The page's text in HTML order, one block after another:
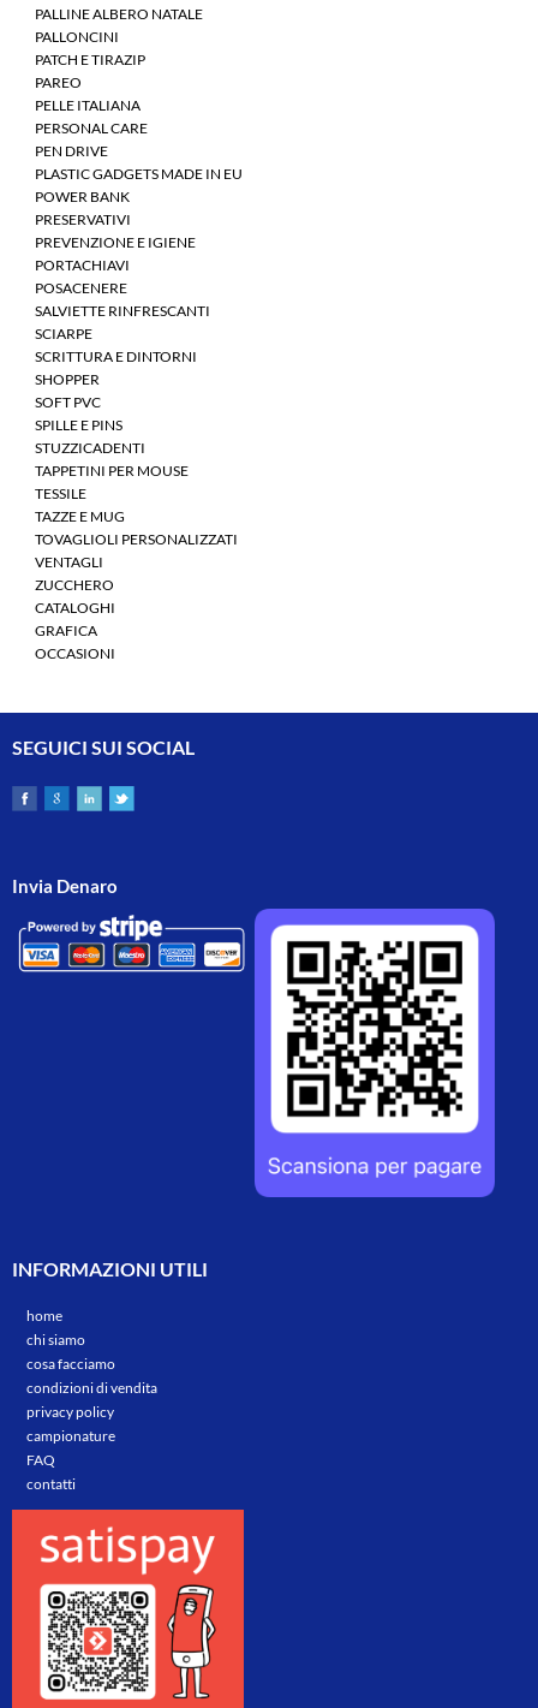
PALLINE ALBERO NATALE
PALLONCINI
PATCH E TIRAZIP
PAREO
PELLE ITALIANA
PERSONAL CARE
PEN DRIVE
PLASTIC GADGETS MADE IN EU
POWER BANK
PRESERVATIVI
PREVENZIONE E IGIENE
PORTACHIAVI
POSACENERE
SALVIETTE RINFRESCANTI
SCIARPE
SCRITTURA E DINTORNI
SHOPPER
SOFT PVC
SPILLE E PINS
STUZZICADENTI
TAPPETINI PER MOUSE
TESSILE
TAZZE E MUG
TOVAGLIOLI PERSONALIZZATI
VENTAGLI
ZUCCHERO
CATALOGHI
GRAFICA
OCCASIONI
SEGUICI SUI SOCIAL
Invia Denaro
INFORMAZIONI UTILI
home
chi siamo
cosa facciamo
condizioni di vendita
privacy policy
campionature
FAQ
contatti